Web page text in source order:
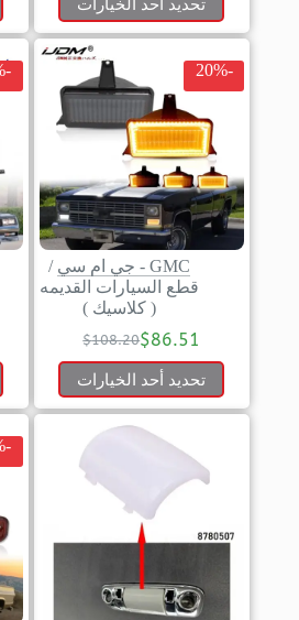
-20%
GMC - جي ام سي
/
قطع السيارات القديمه
( كلاسيك )
$108.20$86.51
تحديد أحد الخيارات
-13%
-50%